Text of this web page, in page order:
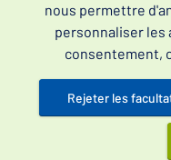
Lire les
nous permettre
personnaliser les
consentement,
Rejeter les